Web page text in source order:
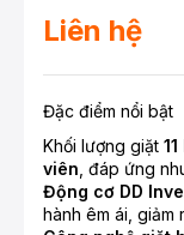
Liên hệ
Đặc điểm nổi bật
Khối lượng giặt
viên, đáp ứng
Động cơ DD
hành êm ái, giảm